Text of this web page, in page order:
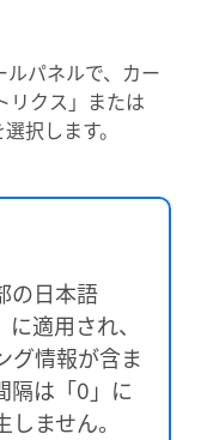
パネルで、カー
リクス」または
択します。
の日本語
適用され、
グ情報が含ま
隔は「0」に
ません。